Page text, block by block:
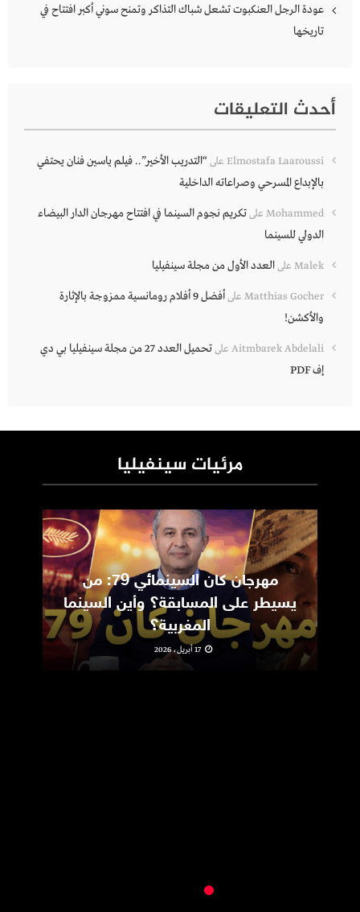
عودة الرجل العنكبوت تشعل شباك التذاكر وتمنح سوني أكبر افتتاح في
تاريخها
أحدث التعليقات
Elmostafa Laaroussi على“التدريب الأخير”.. فيلم ياسين فنان يحتفي
بالإبداع المسرحي وصراعاته الداخلية
Mohammed علىتكريم نجوم السينما في افتتاح مهرجان الدار البيضاء
الدولي للسينما
Malek علىالعدد الأول من مجلة سينفيليا
Matthias Gocher على
أفضل 9 أفلام رومانسية ممزوجة بالإثارة
والأكشن!
Aitmbarek Abdelali على
تحميل العدد 27 من مجلة سينفيليا بي دي
إف PDF
مرئيات سينفيليا
مهرجان كان السينمائي 79: من
يسيطر على المسابقة؟ وأين السينما
المغربية؟
17 أبريل، 2026